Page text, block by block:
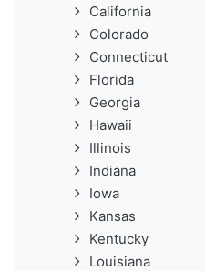
California
Colorado
Connecticut
Florida
Georgia
Hawaii
Illinois
Indiana
Iowa
Kansas
Kentucky
Louisiana